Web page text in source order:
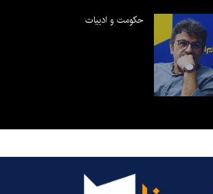
حکومت و ادبیات